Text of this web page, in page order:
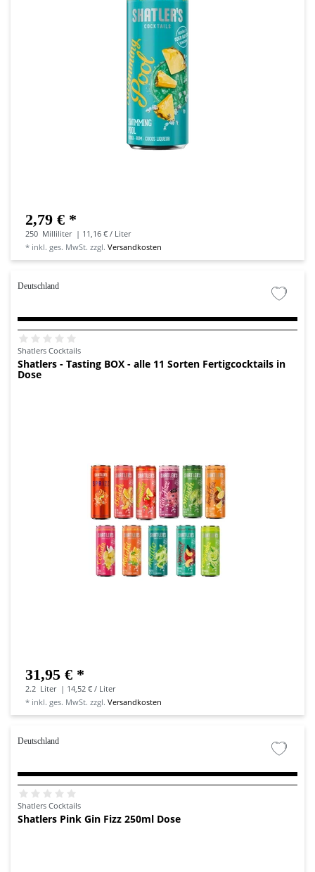
2,79 € *
250 Milliliter | 11,16 € / Liter
* inkl. ges. MwSt. zzgl.Versandkosten
Deutschland
Shatlers Cocktails
Shatlers - Tasting BOX - alle 11 Sorten Fertigcocktails in
Dose
31,95 € *
2.2 Liter | 14,52 € / Liter
* inkl. ges. MwSt. zzgl.Versandkosten
Deutschland
Shatlers Cocktails
Shatlers Pink Gin Fizz 250ml Dose